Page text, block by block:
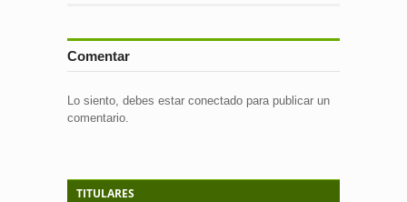
Comentar
Lo siento, debes estar conectado para publicar un
comentario.
TITULARES